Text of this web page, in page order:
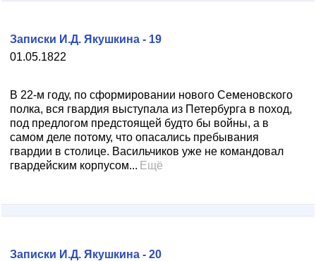
01.05.1822
Записки И.Д. Якушкина - 19
В 22-м году, по сформировании нового Семеновского
полка, вся гвардия выступала из Петербурга в поход,
под предлогом предстоящей будто бы войны, а в
самом деле потому, что опасались пребывания
гвардии в столице. Васильчиков уже не командовал
гвардейским корпусом... Ещё
Записки И.Д. Якушкина - 20